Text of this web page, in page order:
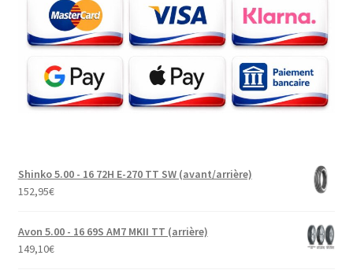
Shinko 5.00 - 16 72H E-270 TT SW (avant/arrière)
152,95€
Avon 5.00 - 16 69S AM7 MKII TT (arrière)
149,10€